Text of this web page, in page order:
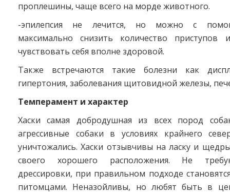
проплешины, чаще всего на морде животного.
-эпилепсия не лечится, но можно с
максимально снизить количество приступов
чувствовать себя вполне здоровой.
Также встречаются такие болезни как
гипертония, заболевания щитовидной железы,
Темперамент и характер
Хаски самая добродушная из всех пород
агрессивные собаки в условиях крайнего
уничтожались. Хаски отзывчивы на ласку и
своего хорошего расположения. Не
дрессировки, при правильном подходе
питомцами. Неназойливы, но любят быть в